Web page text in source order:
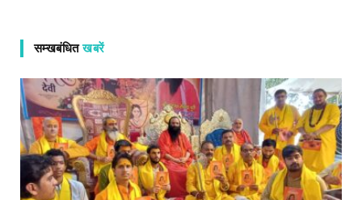
सम्खबंधितखबरें